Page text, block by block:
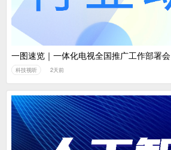
一图速览｜一体化电视全国推广工作部署会
科技视听 2天前